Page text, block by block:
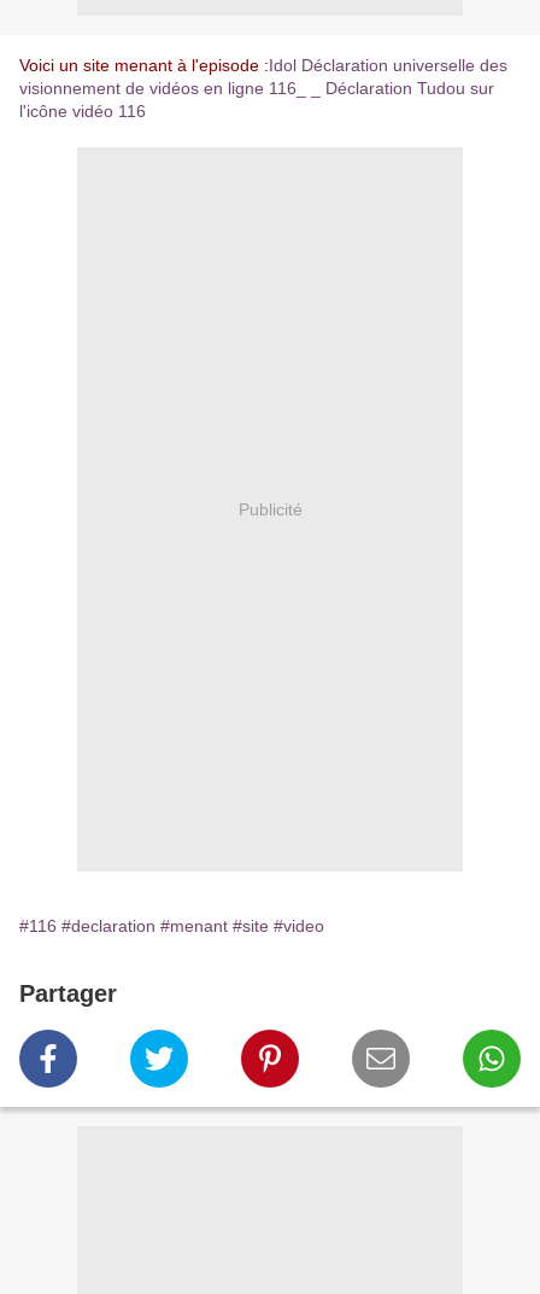
Voici un site menant à l'episode :Idol Déclaration universelle des
visionnement de vidéos en ligne 116_ _ Déclaration Tudou sur
l'icône vidéo 116
Publicité
#116 #declaration #menant #site #video
Partager